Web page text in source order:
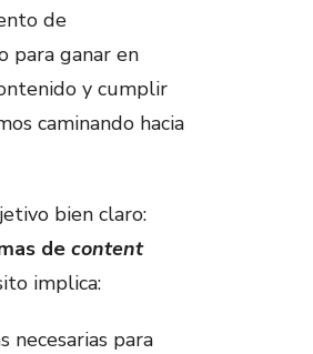
de
para ganar en
y cumplir
caminando hacia
bien claro:
de content
implica:
necesarias para